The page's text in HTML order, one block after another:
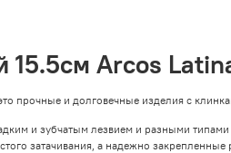
Arcos
прочные и долговечные изделия с
и зубчатым лезвием и разными
затачивания, а надежно